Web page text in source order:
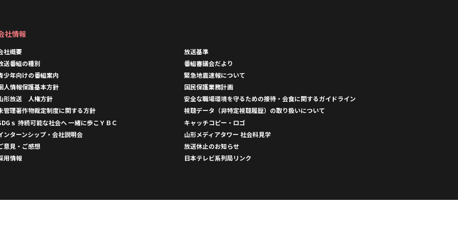
社情報
社概要
放送基準
送番組の種別
番組審議会だより
少年向けの番組案内
緊急地震速報について
人情報保護基本方針
国民保護業務計画
形放送 人権方針
安全な職場環境を守るための接待・会食に関するガイドライン
管理著作物裁定制度に関する方針
視聴データ（非特定視聴履歴）の取り扱いについて
ｓ 持続可能な社会へ 一緒に歩こＹＢＣ
キャッチコピー・ロゴ
ンターンシップ・会社説明会
山形メディアタワー 社会科見学
意見・ご感想
放送休止のお知らせ
用情報
日本テレビ系列局リンク